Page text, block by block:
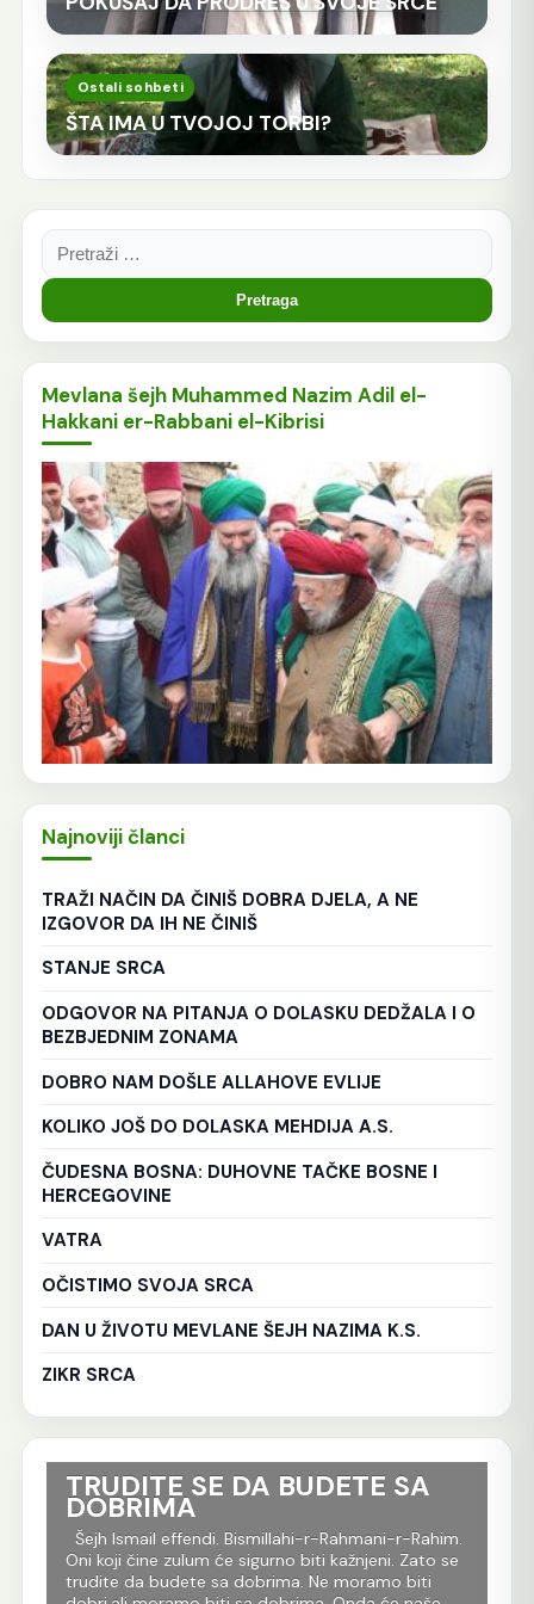
Ostali sohbeti
ŠTA IMA U TVOJOJ TORBI?
Pretraga:
Mevlana šejh Muhammed Nazim Adil el-
Hakkani er-Rabbani el-Kibrisi
Najnoviji članci
TRAŽI NAČIN DA ČINIŠ DOBRA DJELA, A NE
IZGOVOR DA IH NE ČINIŠ
STANJE SRCA
ODGOVOR NA PITANJA O DOLASKU DEDŽALA I O
BEZBJEDNIM ZONAMA
DOBRO NAM DOŠLE ALLAHOVE EVLIJE
KOLIKO JOŠ DO DOLASKA MEHDIJA A.S.
ČUDESNA BOSNA: DUHOVNE TAČKE BOSNE I
HERCEGOVINE
VATRA
OČISTIMO SVOJA SRCA
DAN U ŽIVOTU MEVLANE ŠEJH NAZIMA K.S.
ZIKR SRCA
TRUDITE SE DA BUDETE SA
DOBRIMA
Šejh Ismail effendi. Bismillahi-r-Rahmani-r-Rahim.
Oni koji čine zulum će sigurno biti kažnjeni. Zato se
trudite da budete sa dobrima. Ne moramo biti